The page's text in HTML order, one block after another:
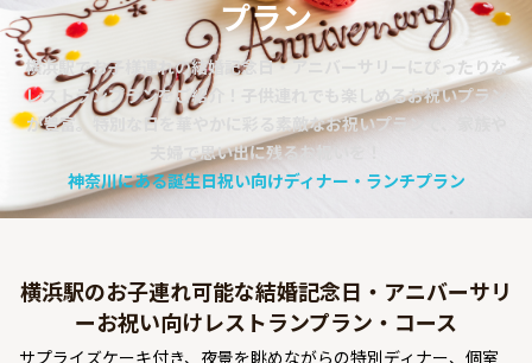
過去に見たお店が最大10件まで表示されます。
10件を超えると、古いものから順に削除されます。
TOP
Annyお祝い体験について
Annyお祝いアイテムについて
よくあるご質問
プラン
横浜駅でお子様連れの結婚記念日・アニバーサリーにぴったりな
レストランプランをご紹介！子供連れでも楽しめるお祝いプラン
が豊富。特別な日を華やかに彩る素敵なお祝いプランで、家族や
夫婦で思い出に残るお祝いを！
神奈川にある誕生日祝い向けディナー・ランチプラン
横浜駅のお子連れ可能な結婚記念日・アニバーサリ
ーお祝い向けレストランプラン・コース
サプライズケーキ付き、夜景を眺めながらの特別ディナー、個室